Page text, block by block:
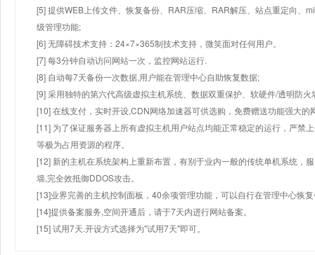
[5] 提供WEB上传文件、恢复备份、RAR压缩、RAR解压、站点重定向、
级管理功能;
[6] 无障碍技术支持：24×7×365制技术支持，微笑面对任何用户。
[7] 每3分钟自动访问网站一次，监控网站运行.
[8] 自动每7天备份一次数据,用户能在管理中心自助恢复数据;
[9] 采用独特的第六代高级虚拟主机系统、数据双重保护、软硬件/透明防火
[10] 在线支付，实时开设,CDN网络加速器可供选购，免费赠送功能强大
[11] 为了保证服务器上所有虚拟主机用户站点均能正常稳定的运行，严禁
等极为占用资源的程序。
[12] 新的主机在系统架构上重新布置，有别于业内一般的传统单机系统，
墙,完全效抵御DDOS攻击。
[13]业界完善的主机控制面板，40余项管理功能，可以自行在管理中心恢
[14]提供备案服务,空间开通后，请于7天内进行网站备案。
[15] 试用7天.开设方式选择为"试用7天"即可。